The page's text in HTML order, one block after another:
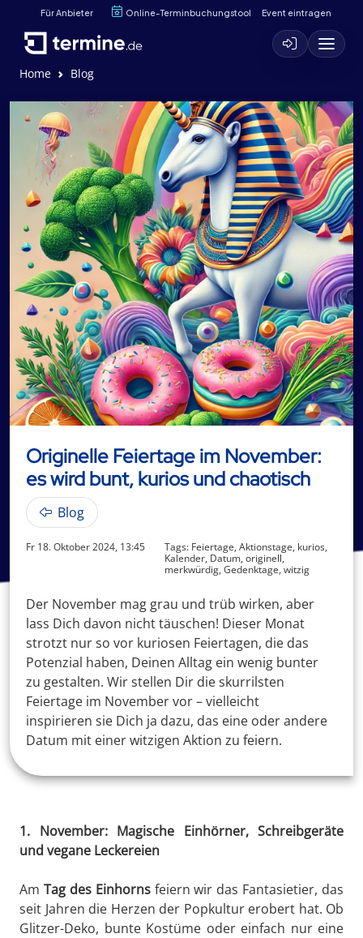
Für Anbieter Online-Terminbuchungstool Event eintragen
Home Blog
Originelle Feiertage im November:
es wird bunt, kurios und chaotisch
Blog
Fr 18. Oktober 2024, 13:45
Tags: Feiertage, Aktionstage, kurios,
Kalender, Datum, originell,
merkwürdig, Gedenktage, witzig
Der November mag grau und trüb wirken, aber
lass Dich davon nicht täuschen! Dieser Monat
strotzt nur so vor kuriosen Feiertagen, die das
Potenzial haben, Deinen Alltag ein wenig bunter
zu gestalten. Wir stellen Dir die skurrilsten
Feiertage im November vor – vielleicht
inspirieren sie Dich ja dazu, das eine oder andere
Datum mit einer witzigen Aktion zu feiern.
1. November: Magische Einhörner, Schreibgeräte
und vegane Leckereien
Am Tag des Einhornsfeiern wir das Fantasietier, das
seit Jahren die Herzen der Popkultur erobert hat. Ob
Glitzer-Deko, bunte Kostüme oder einfach nur eine